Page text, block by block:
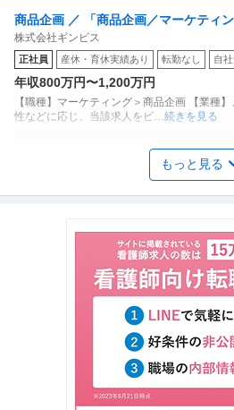
商品企画 ／ 「商品企画／マーケティ
子どうぶつ」でお馴染みのお菓子メー
ココーン」「アスパラガス」などのロ
日祝休み／転勤なし／勤務地日本橋」
株式会社ギンビス
正社員 産休・育休実績あり 転勤なし 自
年収800万円〜1,200万円
【職種】マーケティング＞商品企画 【業種
性などに応じ、当該求人をビ…続きを見る
年収1000万円も可能×土日祝休み／外
マネジメント業務
上野グループホールディングス株式会社
月給47万円〜62.5万円
【年収1000万円も可能×土日祝休み】外国人
ント業務 【高収入！稼ぐな…続きを見る
提供：上野
経理（財務会計） ／ 経理／土日祝休
／平均年齢30代／残業月10時間
昇給あり 在宅ワーク
年収300万円〜500万円
もっと見る